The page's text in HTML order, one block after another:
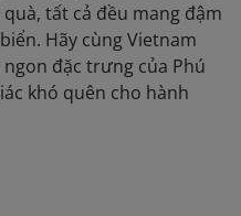
tất cả đều mang đậm
Hãy cùng Vietnam
đặc trưng của Phú
khó quên cho hành